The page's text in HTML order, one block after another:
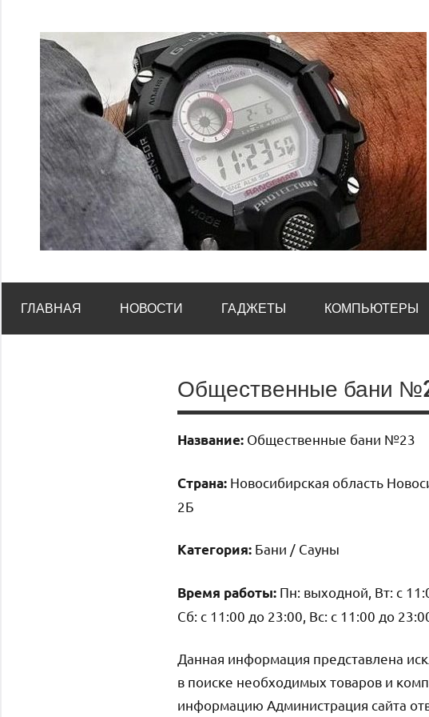
содержимому
ГЛАВНАЯ НОВОСТИ ГАДЖЕТЫ КОМПЬЮТЕРЫ
Общественные бани
Название: Общественные бани №23
Страна: Новосибирская область
2Б
Категория: Бани / Сауны
Время работы: Пн: выходной, Вт: с
Сб: с 11:00 до 23:00, Вс: с 11:00 до
Данная информация представлена
в поиске необходимых товаров и
информацию Администрация сайта